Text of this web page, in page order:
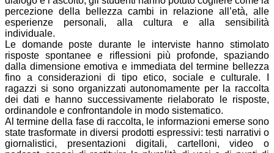
percezione della bellezza cambi in relazione all’età, alle
esperienze personali, alla cultura e alla sensibilità
individuale.
Le domande poste durante le interviste hanno stimolato
risposte spontanee e riflessioni più profonde, spaziando
dalla dimensione emotiva e immediata del termine bellezza
fino a considerazioni di tipo etico, sociale e culturale. I
ragazzi si sono organizzati autonomamente per la raccolta
dei dati e hanno successivamente rielaborato le risposte,
ordinandole e confrontandole in modo sistematico.
Al termine della fase di raccolta, le informazioni emerse sono
state trasformate in diversi prodotti espressivi: testi narrativi o
giornalistici, presentazioni digitali, cartelloni, video o